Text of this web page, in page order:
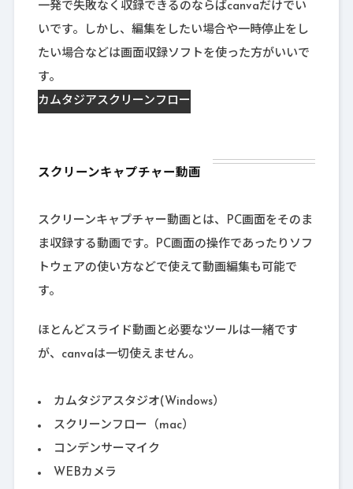
一発で失敗なく収録できるのならばcanvaだけでい
いです。しかし、編集をしたい場合や一時停止をし
たい場合などは画面収録ソフトを使った方がいいで
す。
カムタジア スクリーンフロー
スクリーンキャプチャー動画
スクリーンキャプチャー動画とは、PC画面をそのま
ま収録する動画です。PC画面の操作であったりソフ
トウェアの使い方などで使えて動画編集も可能で
す。
ほとんどスライド動画と必要なツールは一緒です
が、canvaは一切使えません。
カムタジアスタジオ(Windows）
スクリーンフロー（mac）
コンデンサーマイク
WEBカメラ